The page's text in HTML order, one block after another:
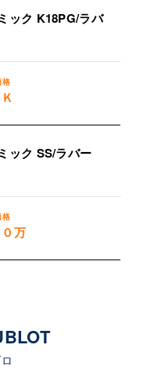
ック K18PG/ラバ
ック SS/ラバー
万